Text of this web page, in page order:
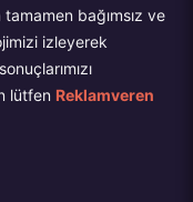
bağımsız ve
izleyerek
lütfenReklamveren